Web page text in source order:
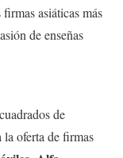
asiáticas más
de enseñas
de
oferta de firmas